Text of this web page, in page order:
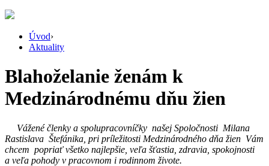
Úvod›
Aktuality
Blahoželanie ženám k
Medzinárodnému dňu žien
Vážené členky a spolupracovníčky našej Spoločnosti Milana
Rastislava Štefánika, pri príležitosti Medzinárodného dňa žien Vám
chcem popriať všetko najlepšie, veľa šťastia, zdravia, spokojnosti
a veľa pohody v pracovnom i rodinnom živote.